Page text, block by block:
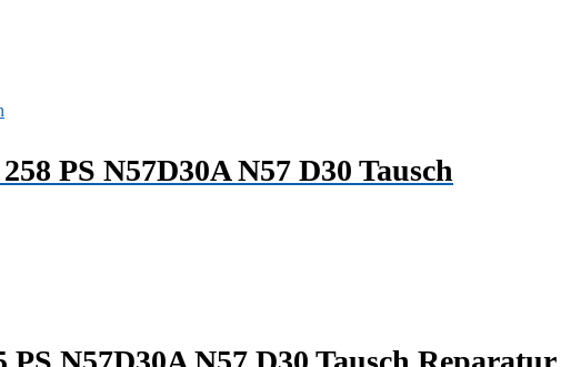
PS N57D30A N57 D30 Tausch